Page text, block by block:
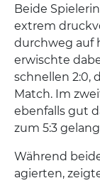
Beide
extrem
durchweg auf
erwischte
schnellen 2:0,
Match. Im
ebenfalls gut
zum 5:3
Während
agierten,